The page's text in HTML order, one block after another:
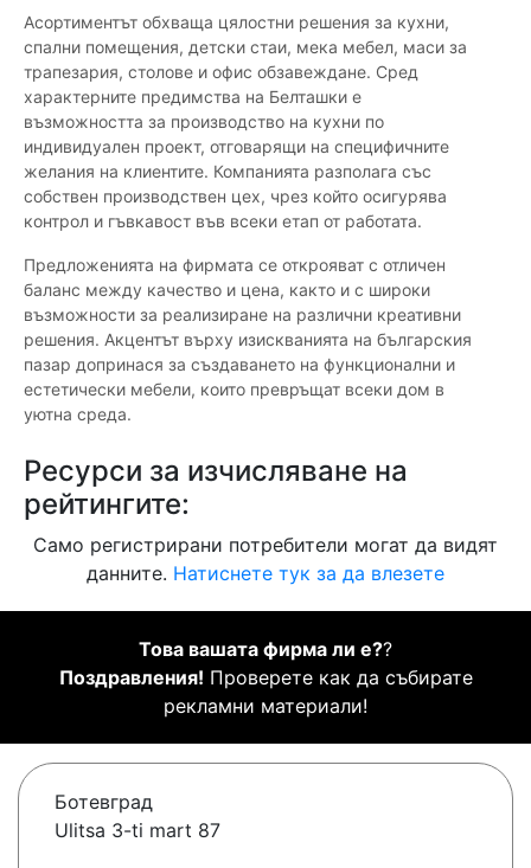
Асортиментът обхваща цялостни решения за кухни,
спални помещения, детски стаи, мека мебел, маси за
трапезария, столове и офис обзавеждане. Сред
характерните предимства на Белташки е
възможността за производство на кухни по
индивидуален проект, отговарящи на специфичните
желания на клиентите. Компанията разполага със
собствен производствен цех, чрез който осигурява
контрол и гъвкавост във всеки етап от работата.
Предложенията на фирмата се открояват с отличен
баланс между качество и цена, както и с широки
възможности за реализиране на различни креативни
решения. Акцентът върху изискванията на българския
пазар допринася за създаването на функционални и
естетически мебели, които превръщат всеки дом в
уютна среда.
Ресурси за изчисляване на
рейтингите:
Само регистрирани потребители могат да видят
данните. Натиснете тук за да влезете
Това вашата фирма ли е??
Поздравления! Проверете как да събирате
рекламни материали!
Ботевград
Ulitsa 3-ti mart 87